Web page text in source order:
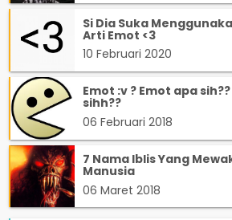
Si Dia Suka
Arti Emot <3
10 Februari 2020
Emot :v ? Emot apa
sihh??
06 Februari 2018
7 Nama Iblis Yang
Manusia
06 Maret 2018